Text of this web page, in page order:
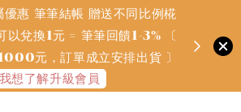
惠 筆筆結帳 贈送不同比例椛
兌換1元 = 筆筆回饋1-3% 〔
元，訂單成立安排出貨 〕
我想了解升級會員